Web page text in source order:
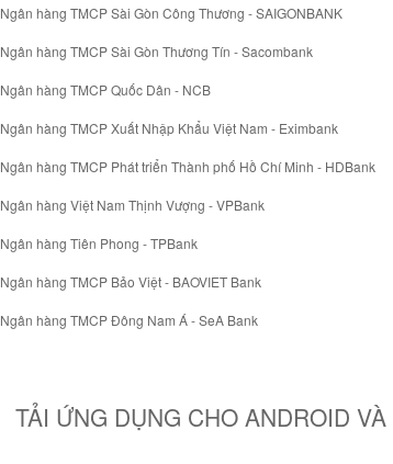
Ngân hàng TMCP Sài Gòn Công Thương - SAIGONBANK
Ngân hàng TMCP Sài Gòn Thương Tín - Sacombank
Ngân hàng TMCP Quốc Dân - NCB
Ngân hàng TMCP Xuất Nhập Khẩu Việt Nam - Eximbank
Ngân hàng TMCP Phát triển Thành phố Hồ Chí Minh - HDBank
Ngân hàng Việt Nam Thịnh Vượng - VPBank
Ngân hàng Tiên Phong - TPBank
Ngân hàng TMCP Bảo Việt - BAOVIET Bank
Ngân hàng TMCP Đông Nam Á - SeA Bank
TẢI ỨNG DỤNG CHO ANDROID VÀ